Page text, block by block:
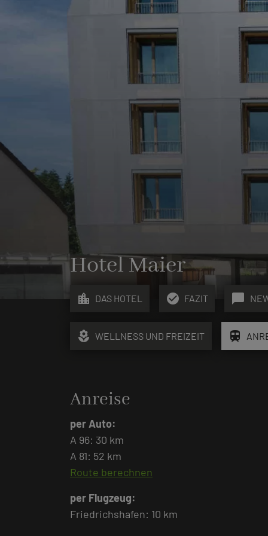
Hotel Maier
location_city DAS HOTEL check_circle FAZIT chat_bubble
local_florist WELLNESS UND FREIZEIT train
Anreise
per Auto:
A 96: 30 km
A 81: 52 km
Route berechnen
per Flugzeug:
Friedrichshafen: 10 km